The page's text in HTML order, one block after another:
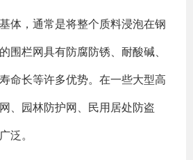
体，通常是将整个质料浸泡在钢
围栏网具有防腐防锈、耐酸碱、
命长等许多优势。在一些大型高
、园林防护网、民用居处防盗
泛。